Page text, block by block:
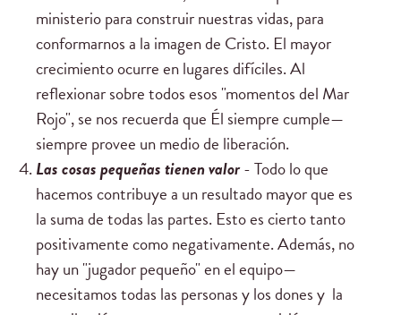
ministerio para construir nuestras vidas, para
conformarnos a la imagen de Cristo. El mayor
crecimiento ocurre en lugares difíciles. Al
reflexionar sobre todos esos "momentos del Mar
Rojo", se nos recuerda que Él siempre cumple—
siempre provee un medio de liberación.
Las cosas pequeñas tienen valor- Todo lo que
hacemos contribuye a un resultado mayor que es
la suma de todas las partes. Esto es cierto tanto
positivamente como negativamente. Además, no
hay un "jugador pequeño" en el equipo—
necesitamos todas las personas y los dones y la